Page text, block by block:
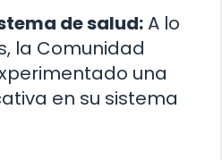
de salud:A lo
la Comunidad
una
en su sistema